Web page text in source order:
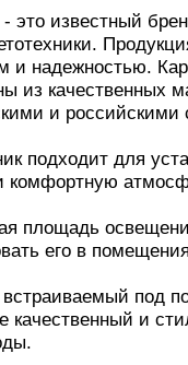
это известный
и надежностью.
из качественных
и российскими
подходит для
комфортную
площадь
его в
под
качественный и